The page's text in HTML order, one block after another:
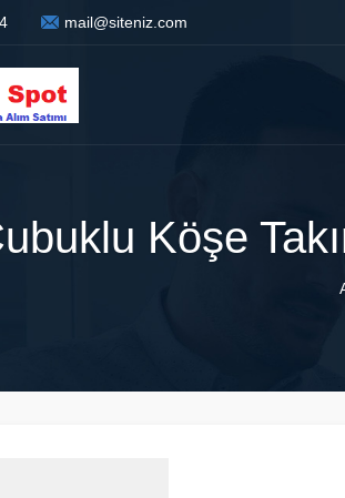
mail@siteniz.com
Köşe